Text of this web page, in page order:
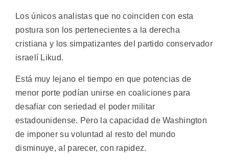
Los únicos analistas que no coinciden con esta
postura son los pertenecientes a la derecha
cristiana y los simpatizantes del partido conservador
israelí Likud.
Está muy lejano el tiempo en que potencias de
menor porte podían unirse en coaliciones para
desafiar con seriedad el poder militar
estadounidense. Pero la capacidad de Washington
de imponer su voluntad al resto del mundo
disminuye, al parecer, con rapidez.